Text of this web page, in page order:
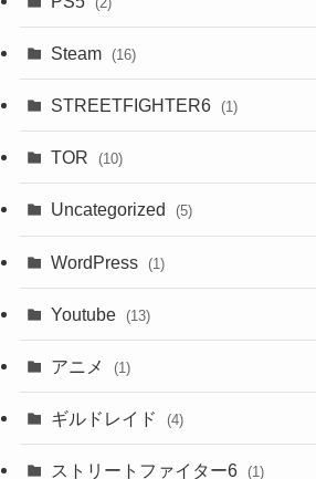
Steam (16)
STREETFIGHTER6 (1)
TOR (10)
Uncategorized (5)
WordPress (1)
Youtube (13)
アニメ (1)
ギルドレイド (4)
ストリートファイター6 (1)